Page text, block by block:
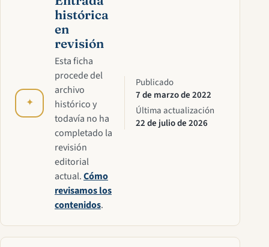
✦
histórica
en
revisión
Esta ficha
procede del
archivo
histórico y
todavía no ha
completado la
revisión
editorial
actual.Cómo
revisamos los
contenidos.
Publicado
7 de marzo de 2022
Última actualización
22 de julio de 2026